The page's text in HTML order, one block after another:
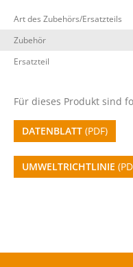
Art des Zubehörs/Ersatzteils
Zubehör
Ersatzteil
Für dieses Produkt sind
DATENBLATT (PDF)
UMWELTRICHTLINIE